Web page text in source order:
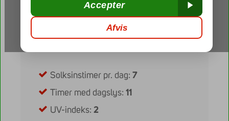
Min. temperatur (nat):
Regnvejrsdage:7
Nedbør:29 mm
Solksinstimer pr. dag:7
Timer med dagslys:11
UV-indeks:2